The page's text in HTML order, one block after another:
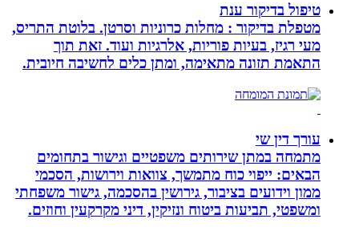
טיפול בדיקור ענת
מטפלת בדיקור : מחלות כרוניות וסרטן. בלוטת התריס,
מעי רגיז, בעיות פוריות, אלרגיות ועוד. זאת תוך
התאמת תזונה מתאימה, ומתן כלים לחשיבה חיובית.
עורך דין שי
מתמחה במתן שירותים משפטיים וגישור בתחומים
הבאים: ייפוי כוח מתמשך, צוואות וירושות, הסכמי
ממון וידועים בציבור, גירושין בהסכמה, גישור משפחתי
ומשפטי, תביעות ביטוח ונזיקין, דיני מקרקעין וחוזים.